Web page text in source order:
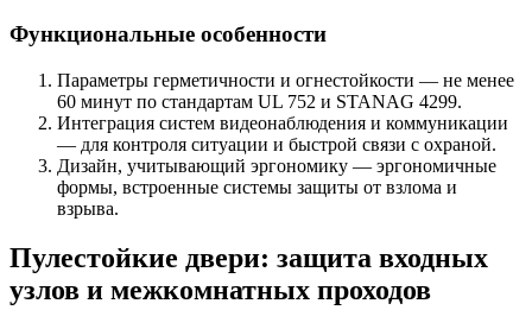
Функциональные особенности
Параметры герметичности и огнестойкости — не менее
60 минут по стандартам UL 752 и STANAG 4299.
Интеграция систем видеонаблюдения и коммуникации
— для контроля ситуации и быстрой связи с охраной.
Дизайн, учитывающий эргономику — эргономичные
формы, встроенные системы защиты от взлома и
взрыва.
Пулестойкие двери: защита входных
узлов и межкомнатных проходов